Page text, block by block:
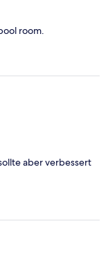
room.
aber verbessert